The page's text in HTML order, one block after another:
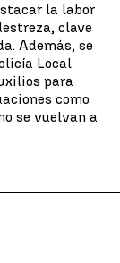
la labor
clave
Además, se
Local
para
como
se vuelvan a